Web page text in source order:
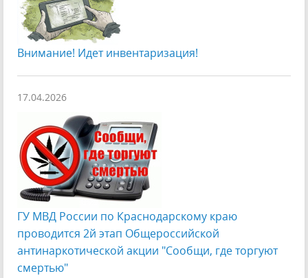
Внимание! Идет инвентаризация!
17.04.2026
ГУ МВД России по Краснодарскому краю
проводится 2й этап Общероссийской
антинаркотической акции "Сообщи, где торгуют
смертью"